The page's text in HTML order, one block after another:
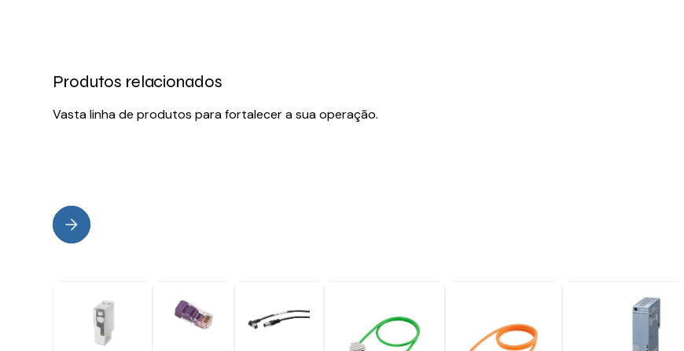
Produtos relacionados
Vasta linha de produtos para fortalecer a sua operação.